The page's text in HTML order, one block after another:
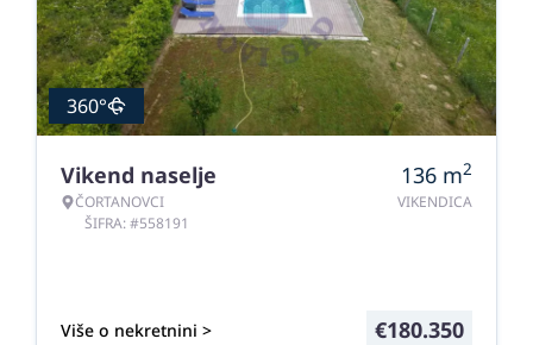
360°
Vikend naselje
ČORTANOVCI
ŠIFRA: #558191
136 m2
VIKENDICA
Više o nekretnini > €180.350